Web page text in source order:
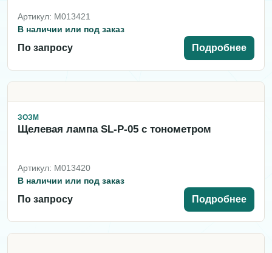
Артикул: M013421
В наличии или под заказ
По запросу Подробнее
ЗОЗМ
Щелевая лампа SL-P-05 с тонометром
Артикул: M013420
В наличии или под заказ
По запросу Подробнее